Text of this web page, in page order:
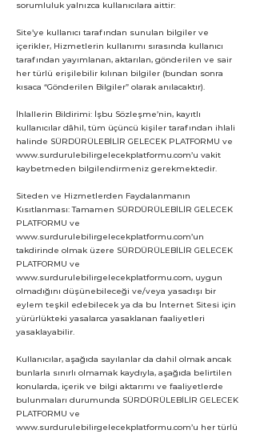
sorumluluk yalnızca kullanıcılara aittir:
Site’ye kullanıcı tarafından sunulan bilgiler ve
içerikler, Hizmetlerin kullanımı sırasında kullanıcı
tarafından yayımlanan, aktarılan, gönderilen ve sair
her türlü erişilebilir kılınan bilgiler (bundan sonra
kısaca “Gönderilen Bilgiler” olarak anılacaktır).
İhlallerin Bildirimi: İşbu Sözleşme’nin, kayıtlı
kullanıcılar dâhil, tüm üçüncü kişiler tarafından ihlali
halinde SÜRDÜRÜLEBİLİR GELECEK PLATFORMU ve
www.surdurulebilirgelecekplatformu.com’u vakit
kaybetmeden bilgilendirmeniz gerekmektedir.
Siteden ve Hizmetlerden Faydalanmanın
Kısıtlanması: Tamamen SÜRDÜRÜLEBİLİR GELECEK
PLATFORMU ve
www.surdurulebilirgelecekplatformu.com’un
takdirinde olmak üzere SÜRDÜRÜLEBİLİR GELECEK
PLATFORMU ve
www.surdurulebilirgelecekplatformu.com, uygun
olmadığını düşünebileceği ve/veya yasadışı bir
eylem teşkil edebilecek ya da bu İnternet Sitesi için
yürürlükteki yasalarca yasaklanan faaliyetleri
yasaklayabilir.
Kullanıcılar, aşağıda sayılanlar da dahil olmak ancak
bunlarla sınırlı olmamak kaydıyla, aşağıda belirtilen
konularda, içerik ve bilgi aktarımı ve faaliyetlerde
bulunmaları durumunda SÜRDÜRÜLEBİLİR GELECEK
PLATFORMU ve
www.surdurulebilirgelecekplatformu.com’u her türlü